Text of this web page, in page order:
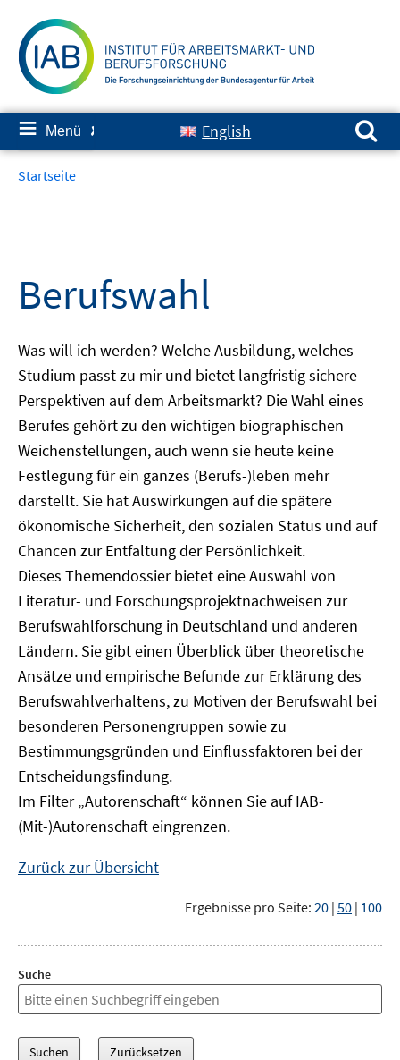
zum
Inhalt
≡ Menü ✘ English
Suchen nach:
Startseite
Berufswahl
Was will ich werden? Welche Ausbildung, welches
Studium passt zu mir und bietet langfristig sichere
Perspektiven auf dem Arbeitsmarkt? Die Wahl eines
Berufes gehört zu den wichtigen biographischen
Weichenstellungen, auch wenn sie heute keine
Festlegung für ein ganzes (Berufs-)leben mehr
darstellt. Sie hat Auswirkungen auf die spätere
ökonomische Sicherheit, den sozialen Status und auf
Chancen zur Entfaltung der Persönlichkeit.
Dieses Themendossier bietet eine Auswahl von
Literatur- und Forschungsprojektnachweisen zur
Berufswahlforschung in Deutschland und anderen
Ländern. Sie gibt einen Überblick über theoretische
Ansätze und empirische Befunde zur Erklärung des
Berufswahlverhaltens, zu Motiven der Berufswahl bei
besonderen Personengruppen sowie zu
Bestimmungsgründen und Einflussfaktoren bei der
Entscheidungsfindung.
Im Filter „Autorenschaft“ können Sie auf IAB-
(Mit-)Autorenschaft eingrenzen.
Zurück zur Übersicht
Ergebnisse pro Seite: 20 | 50 | 100
Suche